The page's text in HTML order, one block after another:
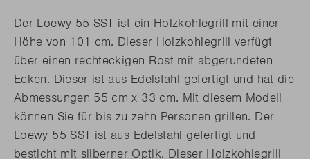
Der Loewy 55 SST ist ein Holzkohlegrill mit einer
Höhe von 101 cm. Dieser Holzkohlegrill verfügt
über einen rechteckigen Rost mit abgerundeten
Ecken. Dieser ist aus Edelstahl gefertigt und hat die
Abmessungen 55 cm x 33 cm. Mit diesem Modell
können Sie für bis zu zehn Personen grillen. Der
Loewy 55 SST ist aus Edelstahl gefertigt und
besticht mit silberner Optik. Dieser Holzkohlegrill